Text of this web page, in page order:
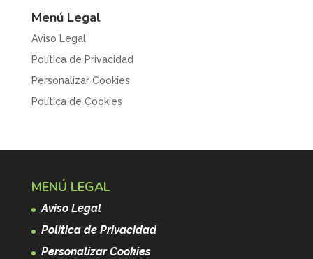
Menú Legal
Aviso Legal
Política de Privacidad
Personalizar Cookies
Política de Cookies
MENÚ LEGAL
Aviso Legal
Política de Privacidad
Personalizar Cookies